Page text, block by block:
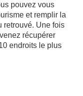
pouvez vous
et remplir la
retrouvé. Une fois
récupérer
endroits le plus